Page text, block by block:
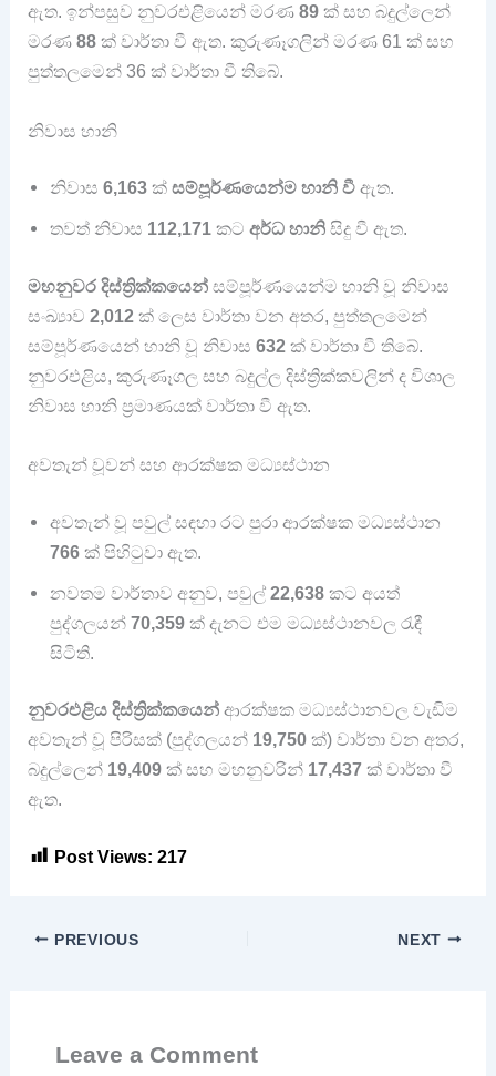
ඇත. ඉන්පසුව නුවරඑළියෙන් මරණ89 ක් සහ බදුල්ලෙන්
මරණ88 ක් වාර්තා වී ඇත. කුරුණෑගලින් මරණ 61 ක් සහ
පුත්තලමෙන් 36 ක් වාර්තා වී තිබේ.
නිවාස හානි
නිවාස6,163 ක්සම්පූර්ණයෙන්ම හානි වී ඇත.
තවත් නිවාස 112,171 කටඅර්ධ හානි සිදු වී ඇත.
මහනුවර දිස්ත්‍රික්කයෙන් සම්පූර්ණයෙන්ම හානි වූ නිවාස
සංඛ්‍යාව2,012 ක් ලෙස වාර්තා වන අතර, පුත්තලමෙන්
සම්පූර්ණයෙන් හානි වූ නිවාස632 ක් වාර්තා වී තිබේ.
නුවරඑළිය, කුරුණෑගල සහ බදුල්ල දිස්ත්‍රික්කවලින් ද විශාල
නිවාස හානි ප්‍රමාණයක් වාර්තා වී ඇත.
අවතැන් වූවන් සහ ආරක්ෂක මධ්‍යස්ථාන
අවතැන් වූ පවුල් සඳහා රට පුරා ආරක්ෂක මධ්‍යස්ථාන
766 ක් පිහිටුවා ඇත.
නවතම වාර්තාව අනුව, පවුල්22,638 කට අයත්
පුද්ගලයන්70,359 ක් දැනට එම මධ්‍යස්ථානවල රැඳී
සිටිති.
නුවරඑළිය දිස්ත්‍රික්කයෙන් ආරක්ෂක මධ්‍යස්ථානවල වැඩිම
අවතැන් වූ පිරිසක් (පුද්ගලයන් 19,750 ක්) වාර්තා වන අතර,
බදුල්ලෙන් 19,409 ක් සහ මහනුවරින් 17,437 ක් වාර්තා වී
ඇත.
Post Views: 217
PREVIOUS NEXT
Leave a Comment